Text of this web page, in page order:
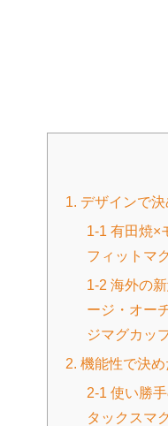
1. デザインで
1-1 有田焼
フィットマ
1-2 海外の
ージ・オー
ジマグカップ
2. 機能性で決め
2-1 使い勝
タックスマ